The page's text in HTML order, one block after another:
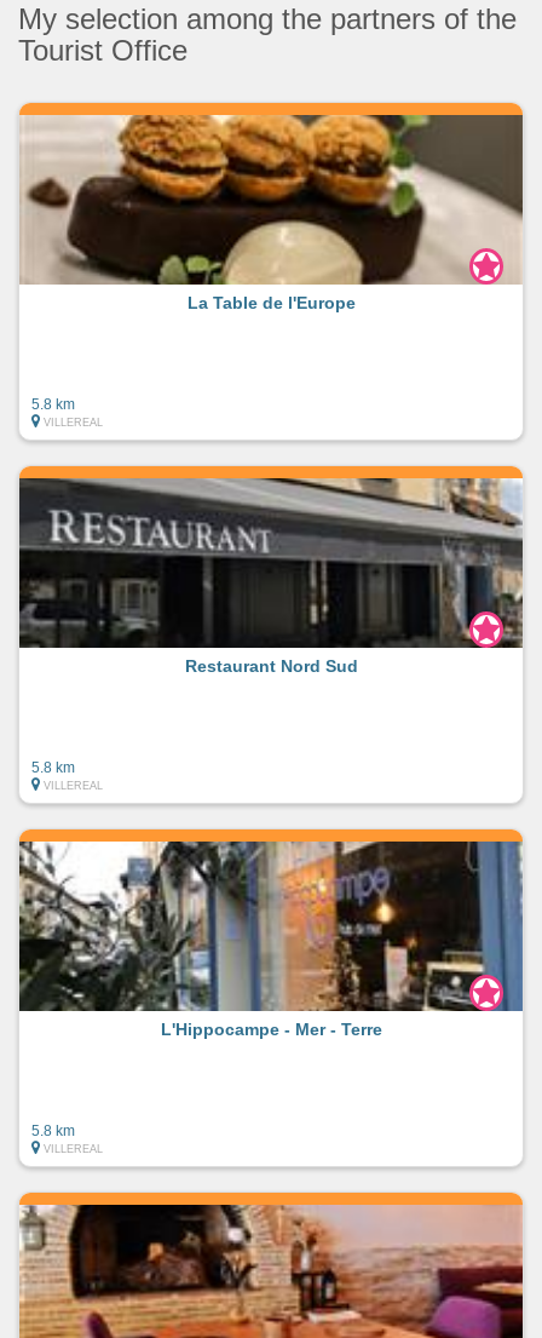
My selection among the partners of the
Tourist Office
La Table de l'Europe
5.8 km
VILLEREAL
Restaurant Nord Sud
5.8 km
VILLEREAL
L'Hippocampe - Mer - Terre
5.8 km
VILLEREAL